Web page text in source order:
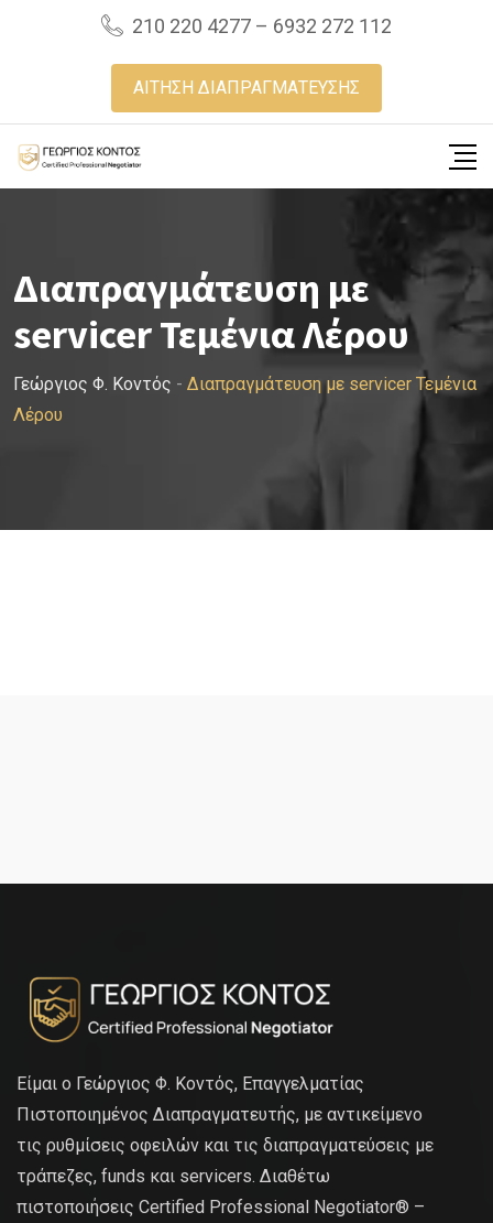
210 220 4277 – 6932 272 112
ΑΙΤΗΣΗ ΔΙΑΠΡΑΓΜΑΤΕΥΣΗΣ
Διαπραγμάτευση με
servicer Τεμένια Λέρου
Γεώργιος Φ. Κοντός - Διαπραγμάτευση με servicer Τεμένια
Λέρου
Είμαι ο Γεώργιος Φ. Κοντός, Επαγγελματίας
Πιστοποιημένος Διαπραγματευτής, με αντικείμενο
τις ρυθμίσεις οφειλών και τις διαπραγματεύσεις με
τράπεζες, funds και servicers. Διαθέτω
πιστοποιήσεις Certified Professional Negotiator® –